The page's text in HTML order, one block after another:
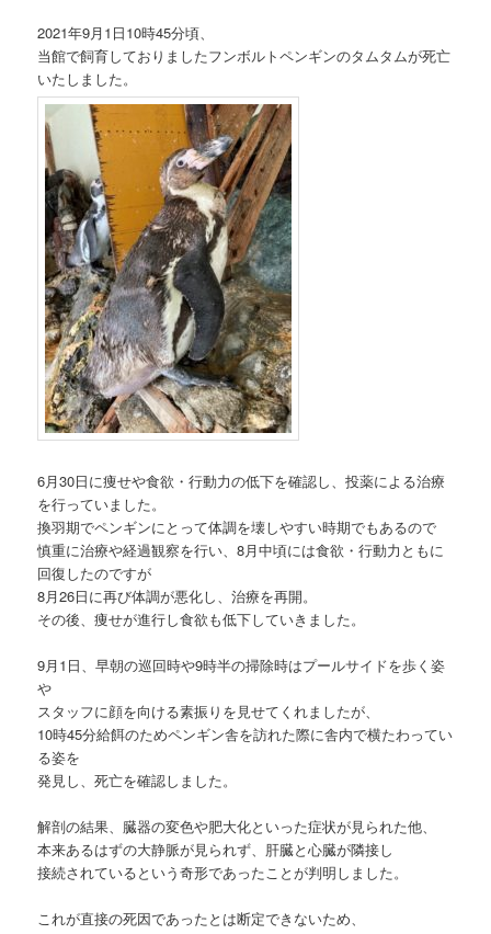
ツ
移
動
へ
動
2021年9月1日10時45分頃、
当館で飼育しておりましたフンボルトペンギンのタムタムが死亡
いたしました。
6月30日に痩せや食欲・行動力の低下を確認し、投薬による治療
を行っていました。
換羽期でペンギンにとって体調を壊しやすい時期でもあるので
慎重に治療や経過観察を行い、8月中頃には食欲・行動力ともに
回復したのですが
8月26日に再び体調が悪化し、治療を再開。
その後、痩せが進行し食欲も低下していきました。
9月1日、早朝の巡回時や9時半の掃除時はプールサイドを歩く姿
や
スタッフに顔を向ける素振りを見せてくれましたが、
10時45分給餌のためペンギン舎を訪れた際に舎内で横たわってい
る姿を
発見し、死亡を確認しました。
解剖の結果、臓器の変色や肥大化といった症状が見られた他、
本来あるはずの大静脈が見られず、肝臓と心臓が隣接し
接続されているという奇形であったことが判明しました。
これが直接の死因であったとは断定できないため、